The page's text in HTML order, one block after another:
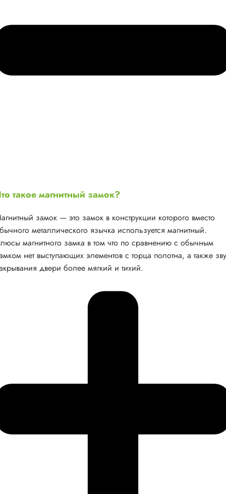
такое магнитный замок?
замок — это замок в конструкции которого вместо
металлического язычка используется магнитный.
магнитного замка в том что по сравнению с обычным
нет выступающих элементов с торца полотна, а также
двери более мягкий и тихий.